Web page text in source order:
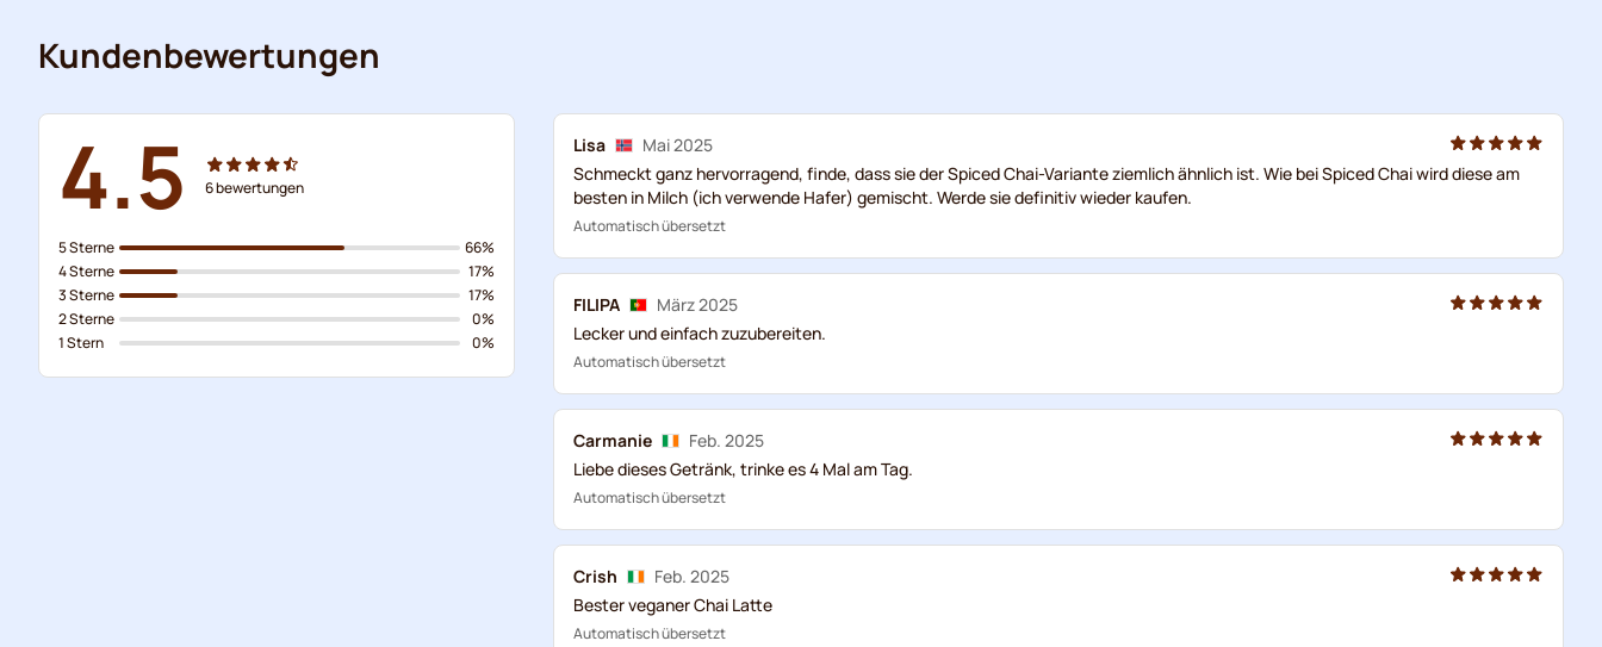
Kundenbewertungen
4.5 6bewertungen
5 Sterne
4 Sterne
3 Sterne
2 Sterne
1 Stern
66%
17%
17%
0%
0%
Lisa
Mai 2025
Schmeckt ganz hervorragend, finde, dass sie der Spiced Chai-Variante ziemlich ähnlich ist. Wie bei Spiced Chai wird diese am
besten in Milch (ich verwende Hafer) gemischt. Werde sie definitiv wieder kaufen.
Automatisch übersetzt
FILIPA
März 2025
Lecker und einfach zuzubereiten.
Automatisch übersetzt
Carmanie
Feb. 2025
Liebe dieses Getränk, trinke es 4 Mal am Tag.
Automatisch übersetzt
Crish
Feb. 2025
Bester veganer Chai Latte
Automatisch übersetzt